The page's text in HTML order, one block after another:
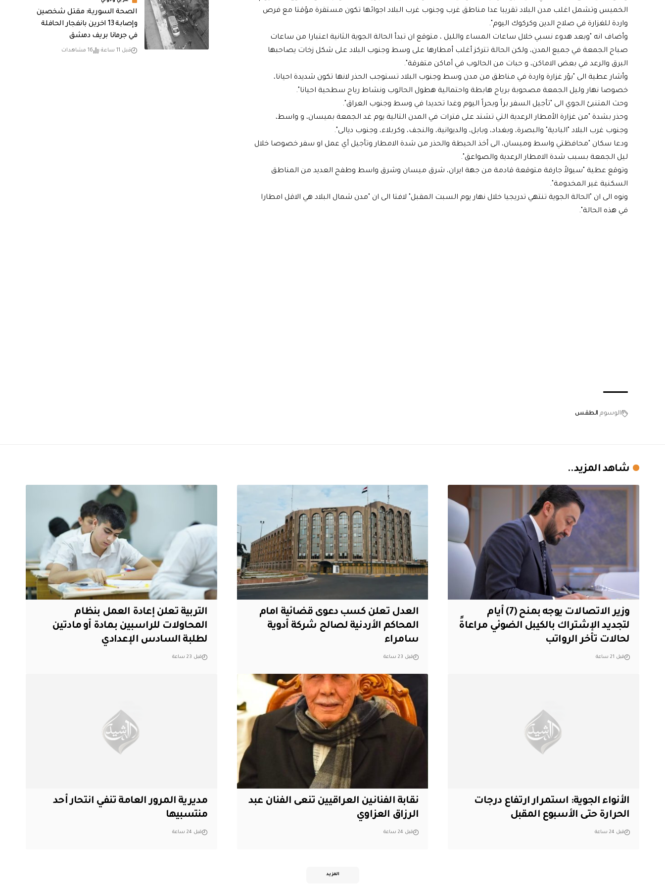
الخميس وتشمل اغلب مدن البلاد تقريبا عدا مناطق غرب وجنوب غرب البلاد اجوائها تكون مستقرة مؤقتا مع فرص
واردة للغزارة في صلاح الدين وكركوك اليوم".
وأضاف انه "وبعد هدوء نسبي خلال ساعات المساء والليل ، متوقع ان تبدأ الحالة الجوية الثانية اعتبارا من ساعات
صباح الجمعة في جميع المدن، ولكن الحالة تتركز أغلب أمطارها على وسط وجنوب البلاد على شكل زخات يصاحبها
البرق والرعد في بعض الاماكن، و حبات من الحالوب في أماكن متفرقة".
وأشار عطية الى "بؤر غزارة واردة في مناطق من مدن وسط وجنوب البلاد تستوجب الحذر لانها تكون شديدة احيانا،
خصوصا نهار وليل الجمعة مصحوبة برياح هابطة واحتمالية هطول الحالوب ونشاط رياح سطحية احيانا".
وحث المتنبئ الجوي الى "تأجيل السفر براً وبحراً اليوم وغدا تحديدا في وسط وجنوب العراق".
وحذر بشدة "من غزارة الأمطار الرعدية التي تشتد على فترات في المدن التالية يوم غد الجمعة بميسان، و واسط،
وجنوب غرب البلاد "البادية" والبصرة، وبغداد، وبابل، والديوانية، والنجف، وكربلاء، وجنوب ديالى".
ودعا سكان "محافظتي واسط وميسان، الى أخذ الحيطة والحذر من شدة الامطار وتأجيل أي عمل او سفر خصوصا خلال
ليل الجمعة بسبب شدة الامطار الرعدية والصواعق".
وتوقع عطية "سيولاً جارفة متوقعة قادمة من جهة ايران، شرق ميسان وشرق واسط وطفح العديد من المناطق
السكنية غير المخدومة".
ونوه الى ان "الحالة الجوية تنتهي تدريجيا خلال نهار يوم السبت المقبل" لافتا الى ان "مدن شمال البلاد هي الاقل امطارا
في هذه الحالة".
الوسوم الطقس
الصحة السورية: مقتل شخصين
وإصابة 13 اخرين بانفجار الحافلة
في جرمانا بريف دمشق
قبل 11 ساعة 16 مشاهدات
شاهد المزيد..
وزير الاتصالات يوجه بمنح (7) أيام
لتجديد الإشتراك بالكيبل الضوئي مراعاةً
لحالات تأخر الرواتب
قبل 21 ساعة
العدل تعلن كسب دعوى قضائية امام
المحاكم الأردنية لصالح شركة أدوية
سامراء
قبل 23 ساعة
التربية تعلن إعادة العمل بنظام
المحاولات للراسبين بمادة أو مادتين
لطلبة السادس الإعدادي
قبل 23 ساعة
الأنواء الجوية: استمرار ارتفاع درجات
الحرارة حتى الأسبوع المقبل
قبل 24 ساعة
نقابة الفنانين العراقيين تنعى الفنان عبد
الرزاق العزاوي
قبل 24 ساعة
مديرية المرور العامة تنفي انتحار أحد
منتسبيها
قبل 24 ساعة
المزيد